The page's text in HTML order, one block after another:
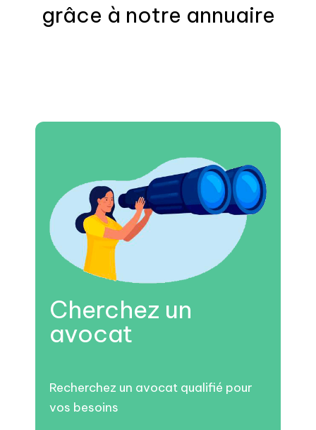
grâce à notre annuaire
Cherchez un
avocat
Recherchez un avocat qualifié pour
vos besoins